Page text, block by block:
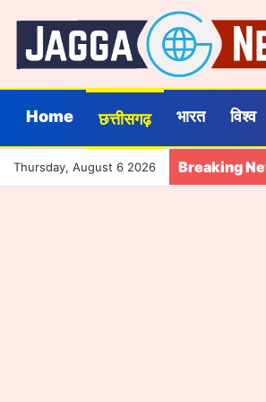
Home छत्तीसगढ़ भारत विश्व
Thursday, August 6 2026 Breaking